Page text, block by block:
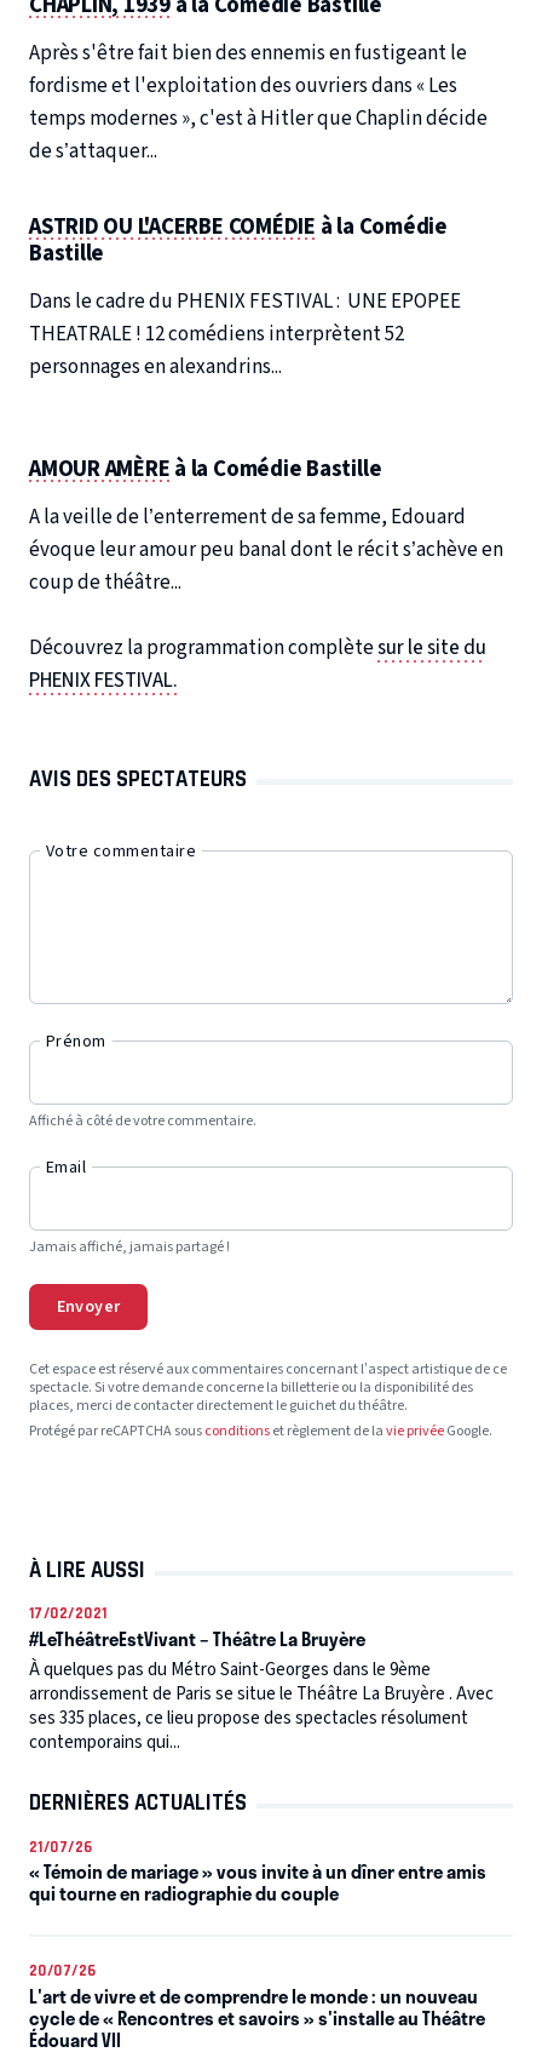
Après s'être fait bien des ennemis en fustigeant le
fordisme et l'exploitation des ouvriers dans « Les
temps modernes », c'est à Hitler que Chaplin décide
de s’attaquer...
ASTRID OU L'ACERBE COMÉDIE à la Comédie
Bastille
Dans le cadre du PHENIX FESTIVAL : UNE EPOPEE
THEATRALE ! 12 comédiens interprètent 52
personnages en alexandrins...
AMOUR AMÈREà la Comédie Bastille
A la veille de l’enterrement de sa femme, Edouard
évoque leur amour peu banal dont le récit s’achève en
coup de théâtre...
Découvrez la programmation complètesur le site du
PHENIX FESTIVAL.
AVIS DES SPECTATEURS
Votre commentaire
Prénom
Affiché à côté de votre commentaire.
Email
Jamais affiché, jamais partagé !
Envoyer
Cet espace est réservé aux commentaires concernant l’aspect artistique de ce
spectacle. Si votre demande concerne la billetterie ou la disponibilité des
places, merci de contacter directement le guichet du théâtre.
Protégé par reCAPTCHA sousconditionset règlement de lavie privéeGoogle.
À LIRE AUSSI
17/02/2021
#LeThéâtreEstVivant – Théâtre La Bruyère
À quelques pas du Métro Saint-Georges dans le 9ème
arrondissement de Paris se situe le Théâtre La Bruyère . Avec
ses 335 places, ce lieu propose des spectacles résolument
contemporains qui...
DERNIÈRES ACTUALITÉS
21/07/26
« Témoin de mariage » vous invite à un dîner entre amis
qui tourne en radiographie du couple
20/07/26
L'art de vivre et de comprendre le monde : un nouveau
cycle de « Rencontres et savoirs » s'installe au Théâtre
Édouard VII